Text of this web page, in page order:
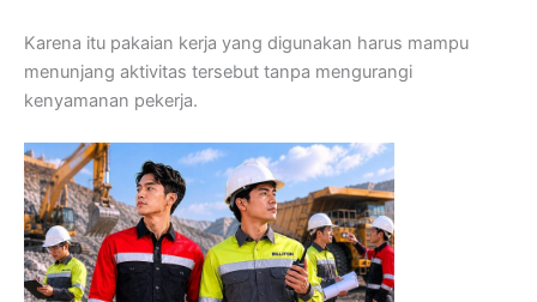
Karena itu pakaian kerja yang digunakan harus mampu
menunjang aktivitas tersebut tanpa mengurangi
kenyamanan pekerja.